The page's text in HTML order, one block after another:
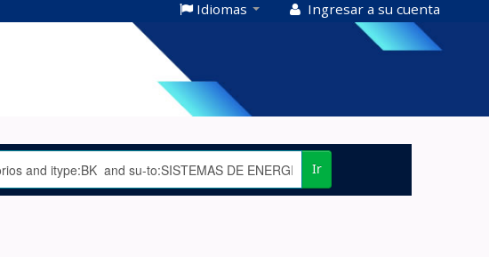
Idiomas Ingresar a su cuenta
Ir